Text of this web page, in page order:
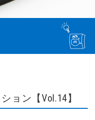
ョン【Vol.14】